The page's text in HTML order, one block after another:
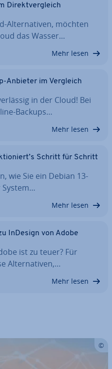
Di­rekt­ver­gleich
Al­ter­na­ti­ven, möchten
das Wasser…
Mehr lesen
Anbieter im Vergleich
in der Cloud! Bei
Backups…
Mehr lesen
Schritt für Schritt
wie Sie ein Debian 13-
Mehr lesen
InDesign von Adobe
ist zu teuer? Für
Al­ter­na­ti­ven,…
Mehr lesen